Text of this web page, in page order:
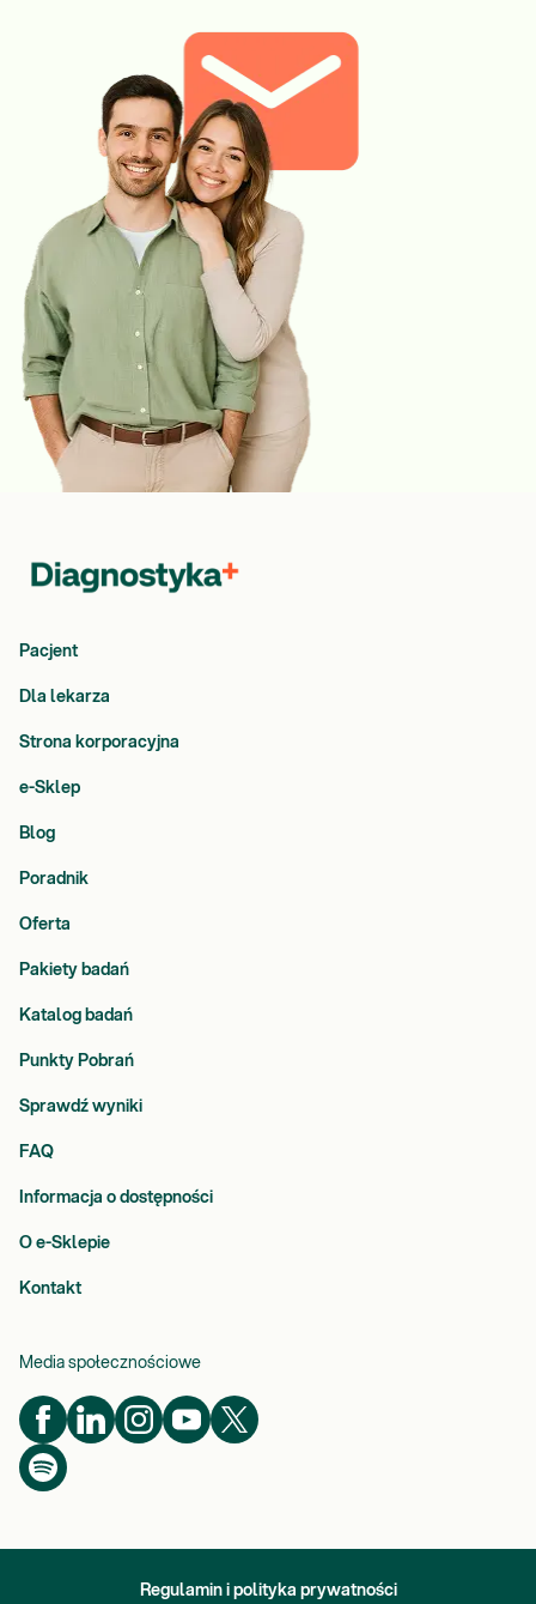
Pacjent
Dla lekarza
Strona korporacyjna
e-Sklep
Blog
Poradnik
Oferta
Pakiety badań
Katalog badań
Punkty Pobrań
Sprawdź wyniki
FAQ
Informacja o dostępności
O e-Sklepie
Kontakt
Media społecznościowe
Regulamin i polityka prywatności